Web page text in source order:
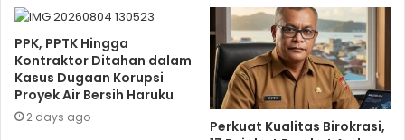
PPK, PPTK Hingga
Kontraktor Ditahan dalam
Kasus Dugaan Korupsi
Proyek Air Bersih Haruku
2 days ago
Perkuat Kualitas Birokrasi,